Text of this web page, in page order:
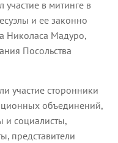
в митинге в
и ее законно
Николаса Мадуро,
Посольства
участие сторонники
объединений,
и социалисты,
представители